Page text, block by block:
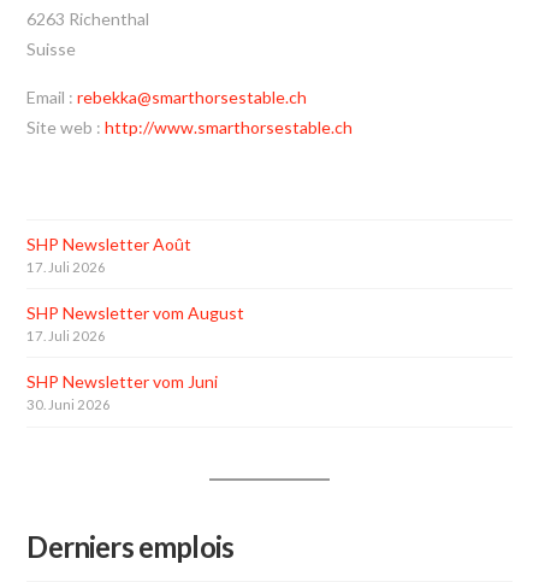
6263 Richenthal
Suisse
Email :rebekka@smarthorsestable.ch
Site web :http://www.smarthorsestable.ch
SHP Newsletter Août
17. Juli 2026
SHP Newsletter vom August
17. Juli 2026
SHP Newsletter vom Juni
30. Juni 2026
Derniers emplois